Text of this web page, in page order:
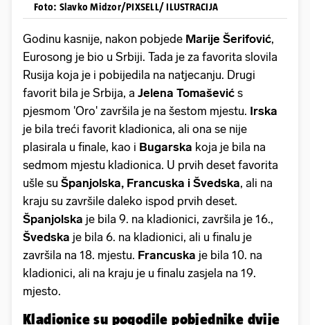
Foto: Slavko Midzor/PIXSELL/ ILUSTRACIJA
Godinu kasnije, nakon pobjede Marije Šerifović,
Eurosong je bio u Srbiji. Tada je za favorita slovila
Rusija koja je i pobijedila na natjecanju. Drugi
favorit bila je Srbija, a Jelena Tomašević s
pjesmom 'Oro' završila je na šestom mjestu. Irska
je bila treći favorit kladionica, ali ona se nije
plasirala u finale, kao i Bugarska koja je bila na
sedmom mjestu kladionica. U prvih deset favorita
ušle su Španjolska, Francuska i Švedska, ali na
kraju su završile daleko ispod prvih deset.
Španjolska je bila 9. na kladionici, završila je 16.,
Švedska je bila 6. na kladionici, ali u finalu je
završila na 18. mjestu. Francuska je bila 10. na
kladionici, ali na kraju je u finalu zasjela na 19.
mjesto.
Kladionice su pogodile pobjednike dvije